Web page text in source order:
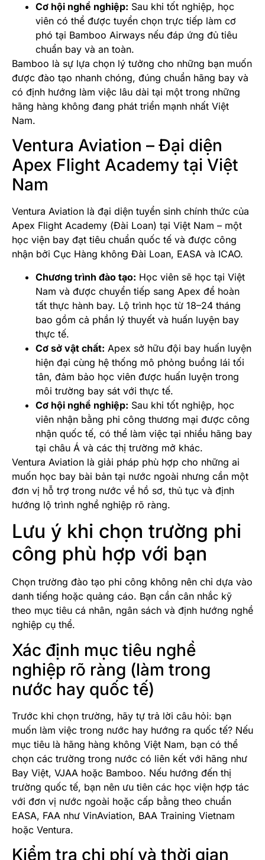
Cơ hội nghề nghiệp: Sau khi tốt nghiệp, học
viên có thể được tuyển chọn trực tiếp làm cơ
phó tại Bamboo Airways nếu đáp ứng đủ tiêu
chuẩn bay và an toàn.
Bamboo là sự lựa chọn lý tưởng cho những bạn muốn
được đào tạo nhanh chóng, đúng chuẩn hãng bay và
có định hướng làm việc lâu dài tại một trong những
hãng hàng không đang phát triển mạnh nhất Việt
Nam.
Ventura Aviation – Đại diện
Apex Flight Academy tại Việt
Nam
Ventura Aviation là đại diện tuyển sinh chính thức của
Apex Flight Academy (Đài Loan) tại Việt Nam – một
học viện bay đạt tiêu chuẩn quốc tế và được công
nhận bởi Cục Hàng không Đài Loan, EASA và ICAO.
Chương trình đào tạo: Học viên sẽ học tại Việt
Nam và được chuyển tiếp sang Apex để hoàn
tất thực hành bay. Lộ trình học từ 18–24 tháng
bao gồm cả phần lý thuyết và huấn luyện bay
thực tế.
Cơ sở vật chất: Apex sở hữu đội bay huấn luyện
hiện đại cùng hệ thống mô phỏng buồng lái tối
tân, đảm bảo học viên được huấn luyện trong
môi trường bay sát với thực tế.
Cơ hội nghề nghiệp: Sau khi tốt nghiệp, học
viên nhận bằng phi công thương mại được công
nhận quốc tế, có thể làm việc tại nhiều hãng bay
tại châu Á và các thị trường mở khác.
Ventura Aviation là giải pháp phù hợp cho những ai
muốn học bay bài bản tại nước ngoài nhưng cần một
đơn vị hỗ trợ trong nước về hồ sơ, thủ tục và định
hướng lộ trình nghề nghiệp rõ ràng.
Lưu ý khi chọn trường phi
công phù hợp với bạn
Chọn trường đào tạo phi công không nên chỉ dựa vào
danh tiếng hoặc quảng cáo. Bạn cần cân nhắc kỹ
theo mục tiêu cá nhân, ngân sách và định hướng nghề
nghiệp cụ thể.
Xác định mục tiêu nghề
nghiệp rõ ràng (làm trong
nước hay quốc tế)
Trước khi chọn trường, hãy tự trả lời câu hỏi: bạn
muốn làm việc trong nước hay hướng ra quốc tế? Nếu
mục tiêu là hãng hàng không Việt Nam, bạn có thể
chọn các trường trong nước có liên kết với hãng như
Bay Việt, VJAA hoặc Bamboo. Nếu hướng đến thị
trường quốc tế, bạn nên ưu tiên các học viện hợp tác
với đơn vị nước ngoài hoặc cấp bằng theo chuẩn
EASA, FAA như VinAviation, BAA Training Vietnam
hoặc Ventura.
Kiểm tra chi phí và thời gian